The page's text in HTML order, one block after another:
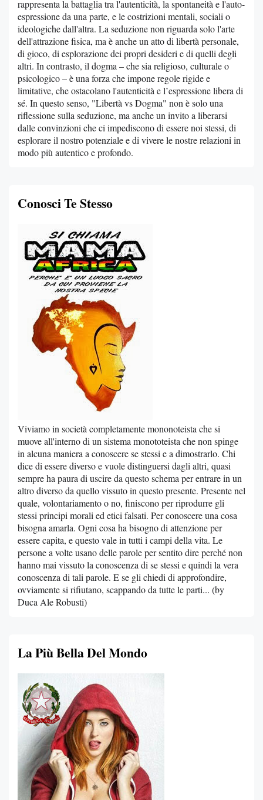
rappresenta la battaglia tra l'autenticità, la spontaneità e l'auto-
espressione da una parte, e le costrizioni mentali, sociali o
ideologiche dall'altra. La seduzione non riguarda solo l'arte
dell'attrazione fisica, ma è anche un atto di libertà personale,
di gioco, di esplorazione dei propri desideri e di quelli degli
altri. In contrasto, il dogma – che sia religioso, culturale o
psicologico – è una forza che impone regole rigide e
limitative, che ostacolano l'autenticità e l’espressione libera di
sé. In questo senso, "Libertà vs Dogma" non è solo una
riflessione sulla seduzione, ma anche un invito a liberarsi
dalle convinzioni che ci impediscono di essere noi stessi, di
esplorare il nostro potenziale e di vivere le nostre relazioni in
modo più autentico e profondo.
Conosci Te Stesso
Viviamo in società completamente mononoteista che si
muove all'interno di un sistema monototeista che non spinge
in alcuna maniera a conoscere se stessi e a dimostrarlo. Chi
dice di essere diverso e vuole distinguersi dagli altri, quasi
sempre ha paura di uscire da questo schema per entrare in un
altro diverso da quello vissuto in questo presente. Presente nel
quale, volontariamento o no, finiscono per riprodurre gli
stessi principi morali ed etici falsati. Per conoscere una cosa
bisogna amarla. Ogni cosa ha bisogno di attenzione per
essere capita, e questo vale in tutti i campi della vita. Le
persone a volte usano delle parole per sentito dire perché non
hanno mai vissuto la conoscenza di se stessi e quindi la vera
conoscenza di tali parole. E se gli chiedi di approfondire,
ovviamente si rifiutano, scappando da tutte le parti... (by
Duca Ale Robusti)
La Più Bella Del Mondo